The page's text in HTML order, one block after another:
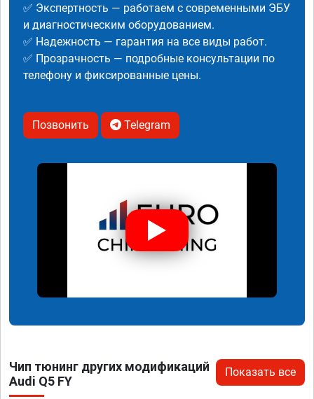
✅ Экспертность — работаем с современными ЭБУ
и диагностическим оборудованием.
✅ Надежность — гарантия на все виды работ.
✅ Прозрачность — подробные консультации по
телефону и фиксированные цены.
Позвонить Telegram
Чип тюнинг других модификаций
Audi Q5 FY
Показать все